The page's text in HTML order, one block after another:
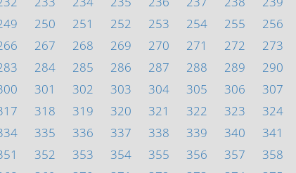
250 251 252 253 254 255 256
267 268 269 270 271 272 273
284 285 286 287 288 289 290
301 302 303 304 305 306 307
318 319 320 321 322 323 324
335 336 337 338 339 340 341
352 353 354 355 356 357 358